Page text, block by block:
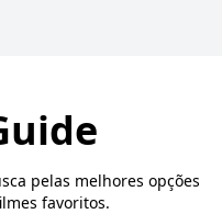
pelas melhores opções
favoritos.